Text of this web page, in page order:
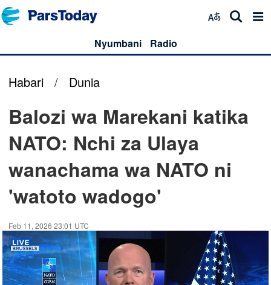
Nyumbani Radio
Habari / Dunia
Balozi wa Marekani katika
NATO: Nchi za Ulaya
wanachama wa NATO ni
'watoto wadogo'
Feb 11, 2026 23:01 UTC